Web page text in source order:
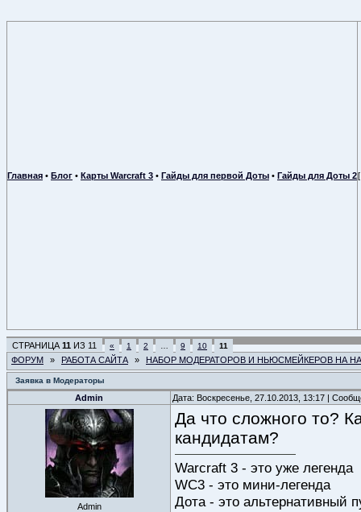
Главная • Блог • Карты Warcraft 3 • Гайды для первой Доты • Гайды для Доты 2
СТРАНИЦА 11 ИЗ 11 « 1 2 9 10 11
ФОРУМ » РАБОТА САЙТА » НАБОР МОДЕРАТОРОВ И НЬЮСМЕЙКЕРОВ НА
Заявка в Модераторы
Admin Дата: Воскресенье, 27.10.2013, 13:17 |
Admin
Да что сложного то?
кандидатам?
Warcraft 3 - это уже легенда
WC3 - это мини-легенда
Дота - это альтернативный